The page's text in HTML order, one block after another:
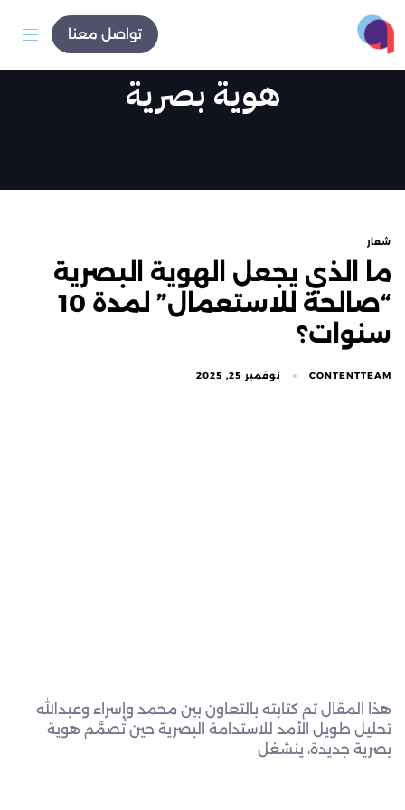
تواصل معنا
هوية بصرية
شعار
ما الذي يجعل الهوية البصرية
“صالحة للاستعمال” لمدة 10
سنوات؟
CONTENTTEAM نوفمبر 25, 2025
هذا المقال تم كتابته بالتعاون بين محمد وإسراء وعبدالله
تحليل طويل الأمد للاستدامة البصرية حين تُصمَّم هوية
بصرية جديدة، ينشغل